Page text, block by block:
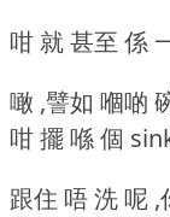
咁 就 甚至 係
噉 ,譬如 嗰啲
咁 擺 喺 個
跟住 唔 洗 呢 ,